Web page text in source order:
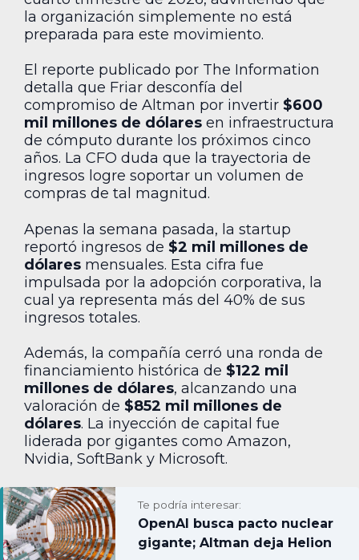
la organización simplemente no está
preparada para este movimiento.
El reporte publicado por The Information
detalla que Friar desconfía del
compromiso de Altman por invertir $600
mil millones de dólares en infraestructura
de cómputo durante los próximos cinco
años. La CFO duda que la trayectoria de
ingresos logre soportar un volumen de
compras de tal magnitud.
Apenas la semana pasada, la startup
reportó ingresos de $2 mil millones de
dólares mensuales. Esta cifra fue
impulsada por la adopción corporativa, la
cual ya representa más del 40% de sus
ingresos totales.
Además, la compañía cerró una ronda de
financiamiento histórica de $122 mil
millones de dólares, alcanzando una
valoración de $852 mil millones de
dólares. La inyección de capital fue
liderada por gigantes como Amazon,
Nvidia, SoftBank y Microsoft.
Te podría interesar:
OpenAI busca pacto nuclear
gigante; Altman deja Helion